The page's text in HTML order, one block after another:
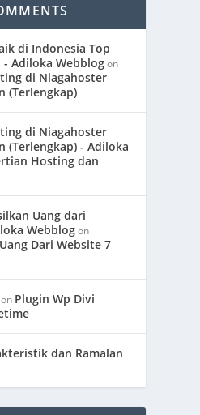
di Indonesia Top
- Adiloka Webblogon
di Niagahoster
(Terlengkap)
di Niagahoster
(Terlengkap) - Adiloka
Hosting dan
Uang dari
Webblogon
Dari Website 7
on Plugin Wp Divi
dan Ramalan